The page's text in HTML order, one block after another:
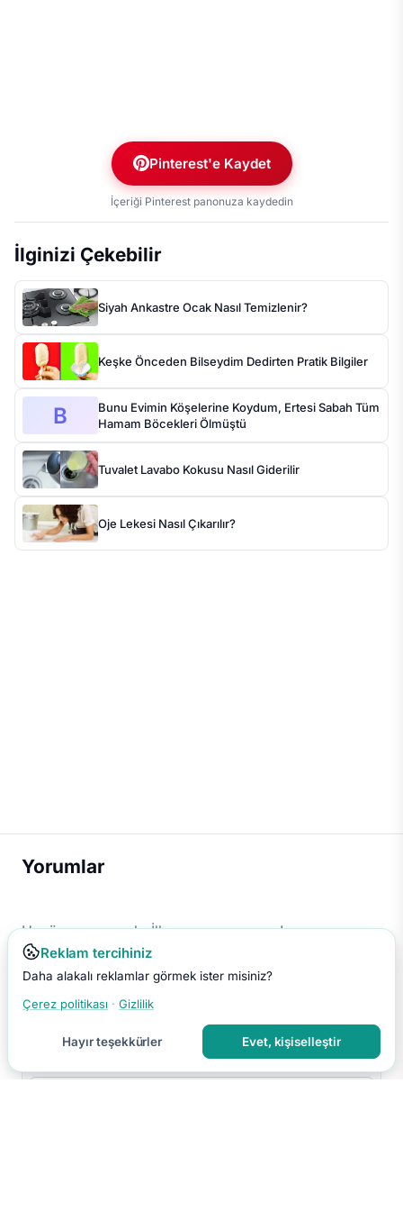
Pinterest'e Kaydet
İçeriği Pinterest panonuza kaydedin
İlginizi Çekebilir
Siyah Ankastre Ocak Nasıl Temizlenir?
Keşke Önceden Bilseydim Dedirten Pratik Bilgiler
B
Bunu Evimin Köşelerine Koydum, Ertesi Sabah Tüm
Hamam Böcekleri Ölmüştü
Tuvalet Lavabo Kokusu Nasıl Giderilir
Oje Lekesi Nasıl Çıkarılır?
Yorumlar
Henüz yorum yok. İlk yorumu sen yap!
Reklam tercihiniz
Daha alakalı reklamlar görmek ister misiniz?
Çerez politikası · Gizlilik
Hayır teşekkürler Evet, kişiselleştir